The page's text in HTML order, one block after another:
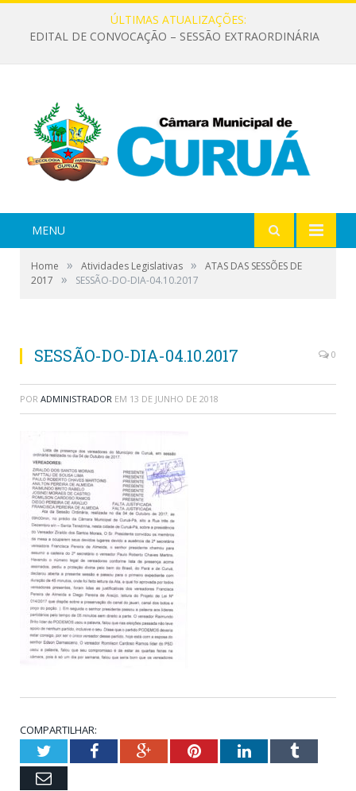
ÚLTIMAS ATUALIZAÇÕES:
EDITAL DE CONVOCAÇÃO – SESSÃO EXTRAORDINÁRIA
MENU
Home » Atividades Legislativas »
ATAS DAS SESSÕES DE
2017
» SESSÃO-DO-DIA-04.10.2017
SESSÃO-DO-DIA-04.10.2017 0
POR ADMINISTRADOR EM 13 DE JUNHO DE 2018
COMPARTILHAR:
TwitterFacebookGoogle+PinterestLinkedInTumblr
Email